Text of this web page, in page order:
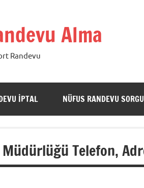
Alma
Randevu
İPTAL NÜFUS RANDEVU
Telefon,